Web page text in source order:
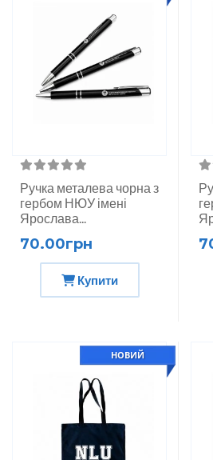
Ручка металева чорна з
гербом НЮУ імені
Ярослава...
70.00грн
Купити
НОВИЙ